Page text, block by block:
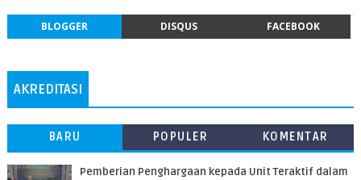
BLOGGER DISQUS FACEBOOK
AKREDITASI
BARU POPULER KOMENTAR
Pemberian Penghargaan kepada Unit Teraktif dalam